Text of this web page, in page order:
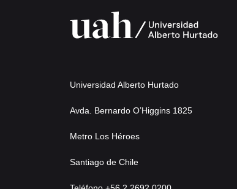
Universidad Alberto Hurtado
Avda. Bernardo O’Higgins 1825
Metro Los Héroes
Santiago de Chile